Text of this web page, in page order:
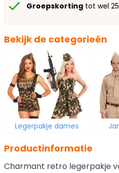
Groepskorting tot wel
Bekijk de categorieën
Legerpakje dames
Productinformatie
Charmant retro legerpakje